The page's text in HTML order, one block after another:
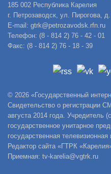
185 002 Республика Карелия
г. Петрозаводск, ул. Пирогова,
E-mail: gtrk@petrozavodsk.rfn.ru
Телефон: (8 - 814 2) 76 - 42 - 01
Факс: (8 - 814 2) 76 - 18 - 39
© 2026 «Государственный
Свидетельство о регистрации
августа 2014 года. Учредитель
государственное унитарное
государственная
Редактор сайта «ГТРК
Приемная: tv-karelia@vgtrk.ru